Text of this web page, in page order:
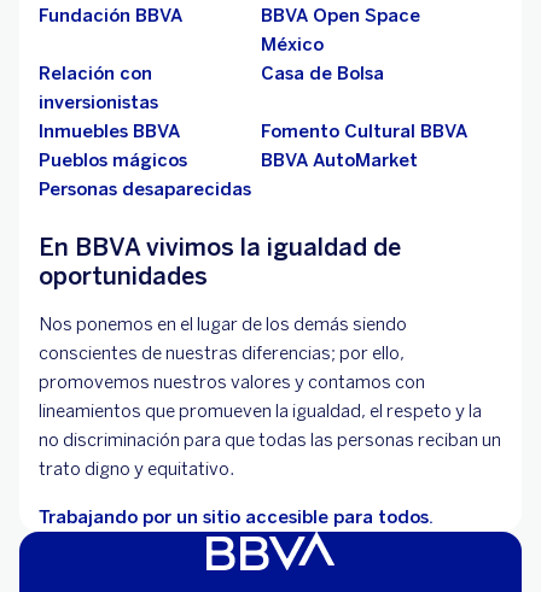
Fundación BBVA
BBVA Open Space
México
Relación con
inversionistas
Casa de Bolsa
Inmuebles BBVA
Fomento Cultural BBVA
Pueblos mágicos
BBVA AutoMarket
Personas desaparecidas
En BBVA vivimos la igualdad de
oportunidades
Nos ponemos en el lugar de los demás siendo
conscientes de nuestras diferencias; por ello,
promovemos nuestros valores y contamos con
lineamientos que promueven la igualdad, el respeto y la
no discriminación para que todas las personas reciban un
trato digno y equitativo.
Trabajando por un sitio accesible para todos.